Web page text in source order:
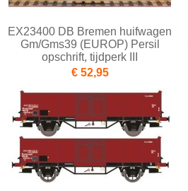
EX23400 DB Bremen huifwagen
Gm/Gms39 (EUROP) Persil
opschrift, tijdperk III
€ 52,95